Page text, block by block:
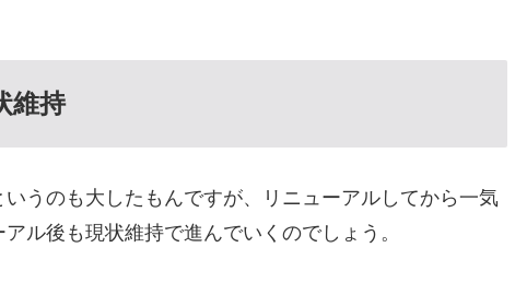
維持
うのも大したもんですが、リニューアルしてから一気
ル後も現状維持で進んでいくのでしょう。